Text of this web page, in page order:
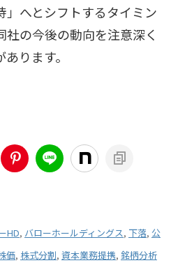
へとシフトするタイミン
の今後の動向を注意深く
ります。
HD, バローホールディングス, 下落, 公
価, 株式分割, 資本業務提携, 銘柄分析